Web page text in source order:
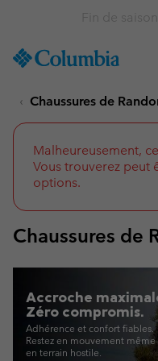
TO
SKIP
NAV
SKIP
TO
SEARCH
Remise
Chaussures de
Malheureusement,
Vous trouverez peut
options.
Chaussures de
Accroche
Zéro compromis.
Adhérence et confort fiables.
Restez en mouvement même
en terrain hostile.